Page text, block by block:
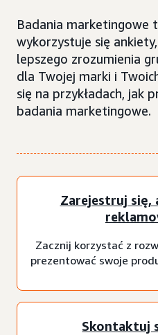
Badania marketingowe
wykorzystuje się
lepszego zrozumienia
dla Twojej marki i
się na przykładach, jak
badania marketingowe.
Zarejestruj się,
Zacznij korzystać z
prezentować swoje
Skontaktuj